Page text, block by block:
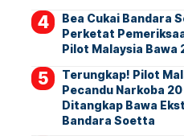
Bea Cukai Bandara
Perketat
Pilot Malaysia Bawa
Terungkap! Pilot
Pecandu Narkoba
Ditangkap Bawa
Bandara Soetta